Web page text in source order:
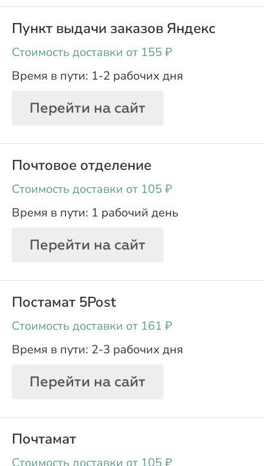
Пункт выдачи заказов Яндекс
oт 155 ₽
1-2 рабочих дня
Перейти на сайт
Почтовое отделение
oт 105 ₽
1 рабочий день
Перейти на сайт
Постамат 5Post
oт 161 ₽
2-3 рабочих дня
Перейти на сайт
Почтамат
oт 105 ₽